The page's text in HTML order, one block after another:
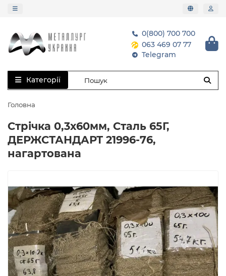
0(800) 700 700
063 469 07 77
Telegram
Категорії
Головна
Стрічка 0,3х60мм, Сталь 65Г,
ДЕРЖСТАНДАРТ 21996-76,
нагартована